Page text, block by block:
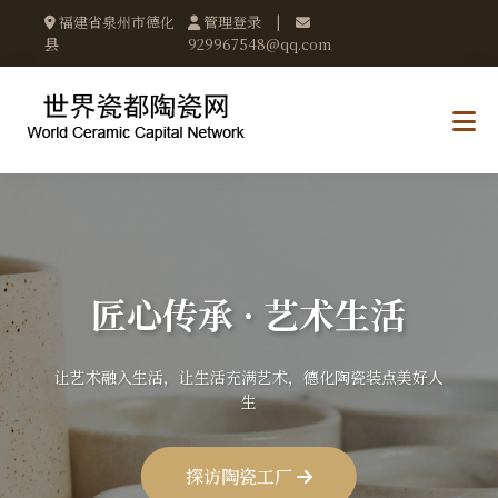
福建省泉州市德化
县
管理登录
|
929967548@qq.com
匠心传承 · 艺术生活
让艺术融入生活，让生活充满艺术，德化陶瓷装点美好人
生
探访陶瓷工厂